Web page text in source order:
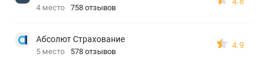
4 место 758 отзывов
Абсолют Страхование
5 место 578 отзывов
4.9